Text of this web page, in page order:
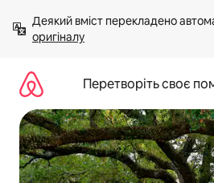
вмісту
Деякий вміст перекладено
оригіналу
Перетворіть своє